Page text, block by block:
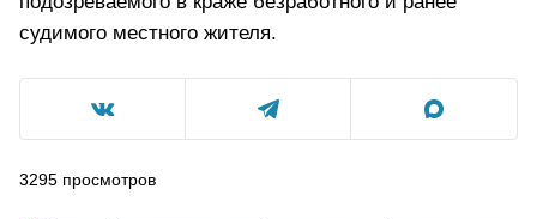
судимого местного жителя.
3295 просмотров